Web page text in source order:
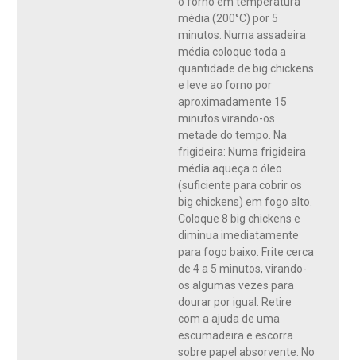
média (200°C) por 5
minutos. Numa assadeira
média coloque toda a
quantidade de big chickens
e leve ao forno por
aproximadamente 15
minutos virando-os
metade do tempo. Na
frigideira: Numa frigideira
média aqueça o óleo
(suficiente para cobrir os
big chickens) em fogo alto.
Coloque 8 big chickens e
diminua imediatamente
para fogo baixo. Frite cerca
de 4 a 5 minutos, virando-
os algumas vezes para
dourar por igual. Retire
com a ajuda de uma
escumadeira e escorra
sobre papel absorvente. No